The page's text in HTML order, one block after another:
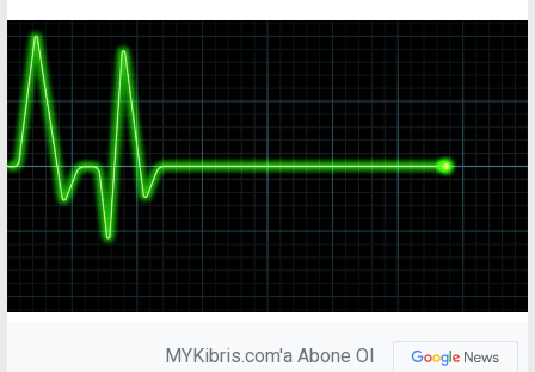
MYKibris.com'a Abone Ol